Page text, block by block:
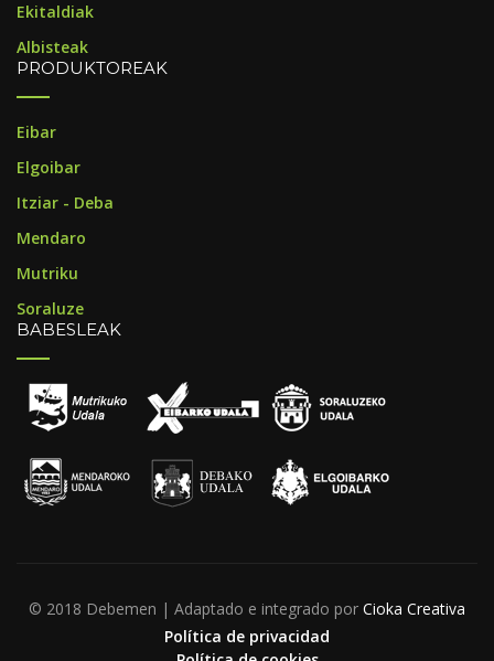
Ekitaldiak
Albisteak
PRODUKTOREAK
Eibar
Elgoibar
Itziar - Deba
Mendaro
Mutriku
Soraluze
BABESLEAK
© 2018 Debemen | Adaptado e integrado por Cioka Creativa
Política de privacidad